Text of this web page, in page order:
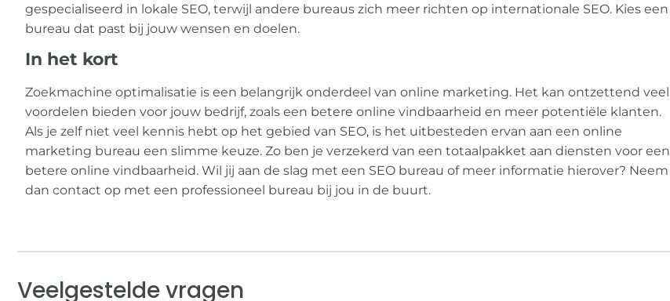
gespecialiseerd in lokale SEO, terwijl andere bureaus zich meer richten op internationale SEO. Kies een
bureau dat past bij jouw wensen en doelen.
In het kort
Zoekmachine optimalisatie is een belangrijk onderdeel van online marketing. Het kan ontzettend veel
voordelen bieden voor jouw bedrijf, zoals een betere online vindbaarheid en meer potentiële klanten.
Als je zelf niet veel kennis hebt op het gebied van SEO, is het uitbesteden ervan aan een online
marketing bureau een slimme keuze. Zo ben je verzekerd van een totaalpakket aan diensten voor een
betere online vindbaarheid. Wil jij aan de slag met een SEO bureau of meer informatie hierover? Neem
dan contact op met een professioneel bureau bij jou in de buurt.
Veelgestelde vragen